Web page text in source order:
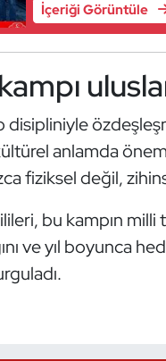
İçeriği Görüntüle
disipliniyle
anlamda
fiziksel değil,
bu kampın milli
ve yıl boyunca